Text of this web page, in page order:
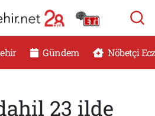
Gündem Nöbetçi
23 ilde